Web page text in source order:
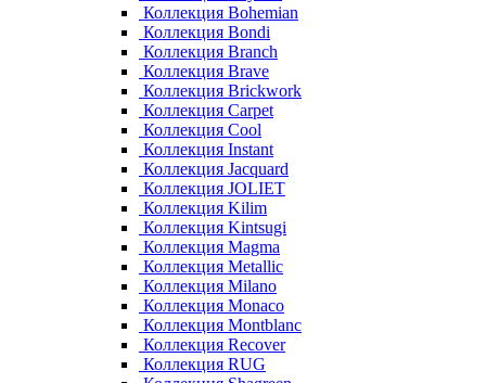
Коллекция Bohemian
Коллекция Bondi
Коллекция Branch
Коллекция Brave
Коллекция Brickwork
Коллекция Carpet
Коллекция Cool
Коллекция Instant
Коллекция Jacquard
Коллекция JOLIET
Коллекция Kilim
Коллекция Kintsugi
Коллекция Magma
Коллекция Metallic
Коллекция Milano
Коллекция Monaco
Коллекция Montblanc
Коллекция Recover
Коллекция RUG